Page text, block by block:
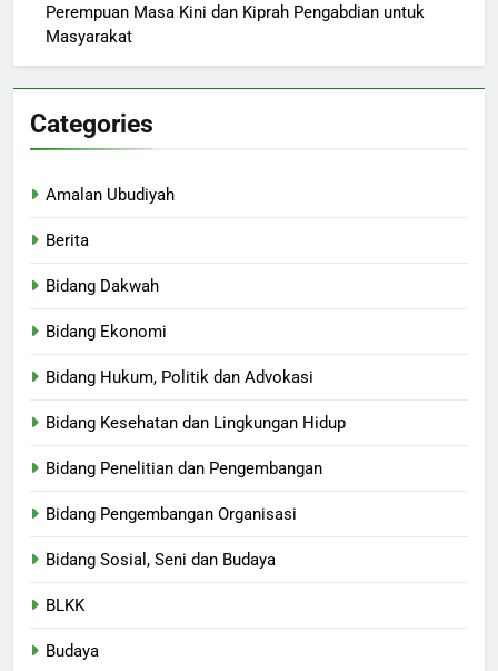
Perempuan Masa Kini dan Kiprah Pengabdian untuk
Masyarakat
Categories
Amalan Ubudiyah
Berita
Bidang Dakwah
Bidang Ekonomi
Bidang Hukum, Politik dan Advokasi
Bidang Kesehatan dan Lingkungan Hidup
Bidang Penelitian dan Pengembangan
Bidang Pengembangan Organisasi
Bidang Sosial, Seni dan Budaya
BLKK
Budaya